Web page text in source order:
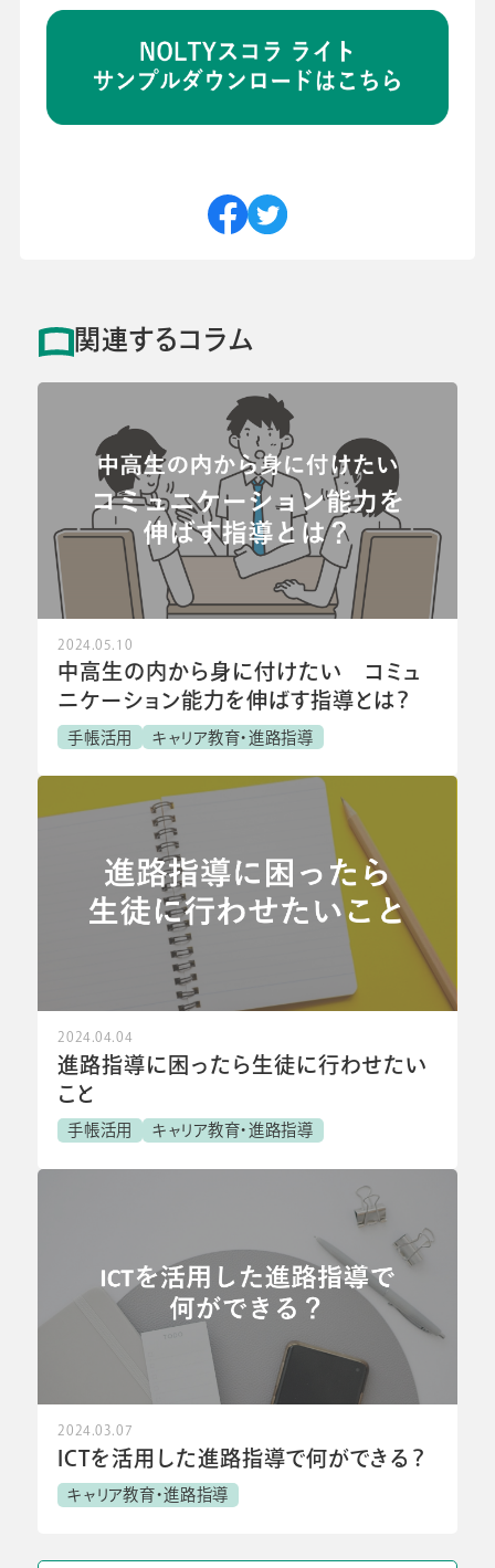
関連するコラム
2024.05.10
中高生の内から身に付けたい コミュ
ニケーション能力を伸ばす指導とは？
手帳活用 キャリア教育・進路指導
2024.04.04
進路指導に困ったら生徒に行わせたい
こと
手帳活用 キャリア教育・進路指導
2024.03.07
ICTを活用した進路指導で何ができる？
キャリア教育・進路指導